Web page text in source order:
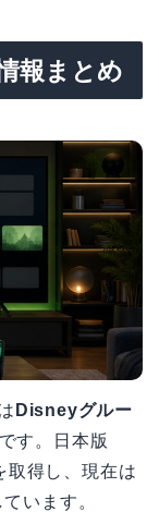
報まとめ
Disneyグルー
す。日本版
取得し、現在は
います。